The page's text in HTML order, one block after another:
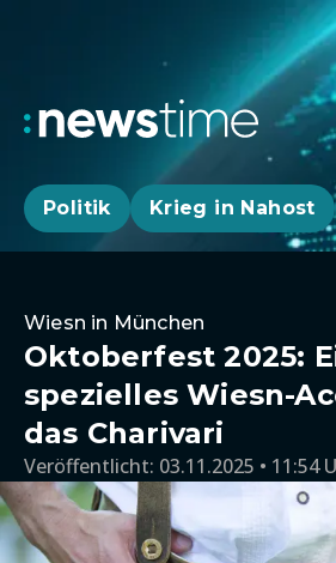
Politik Krieg in Nahost
Wiesn in München
Oktoberfest 2025:
spezielles Wiesn-
das Charivari
Veröffentlicht: 03.11.2025 • 11:54